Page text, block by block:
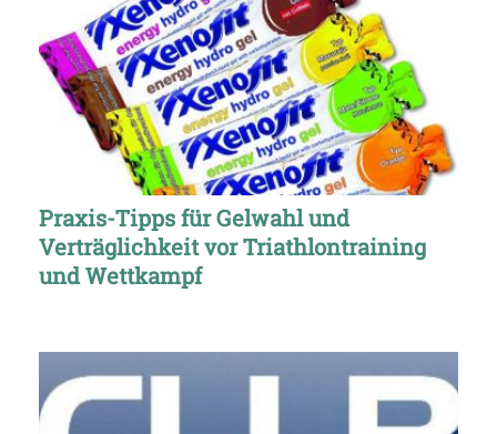
Praxis-Tipps für Gelwahl und
Verträglichkeit vor Triathlontraining
und Wettkampf